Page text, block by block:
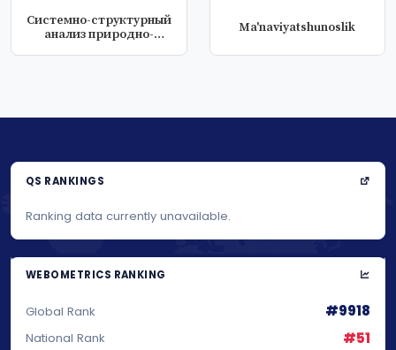
Системно-структурный
анализ природно-
Ma'naviyatshunoslik
QS RANKINGS
Ranking data currently unavailable.
WEBOMETRICS RANKING
Global Rank #9918
National Rank #51